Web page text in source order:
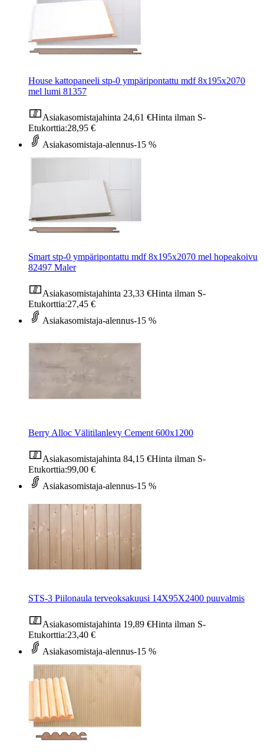
House kattopaneeli stp-0 ympäripontattu mdf 8x195x2070
mel lumi 81357
Asiakasomistajahinta 24,61 €Hinta ilman S-
Etukorttia:28,95 €
Asiakasomistaja-alennus-15 %
Smart stp-0 ympäripontattu mdf 8x195x2070 mel hopeakoivu
82497 Maler
Asiakasomistajahinta 23,33 €Hinta ilman S-
Etukorttia:27,45 €
Asiakasomistaja-alennus-15 %
Berry Alloc Välitilanlevy Cement 600x1200
Asiakasomistajahinta 84,15 €Hinta ilman S-
Etukorttia:99,00 €
Asiakasomistaja-alennus-15 %
STS-3 Piilonaula terveoksakuusi 14X95X2400 puuvalmis
Asiakasomistajahinta 19,89 €Hinta ilman S-
Etukorttia:23,40 €
Asiakasomistaja-alennus-15 %